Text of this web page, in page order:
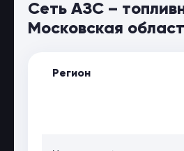
Сеть АЗС –
Московская
Регион